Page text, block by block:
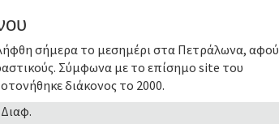
σήμερα το μεσημέρι στα Πετράλωνα, αφού
Σύμφωνα με το επίσημο site του
διάκονος το 2000.
Διαφ.